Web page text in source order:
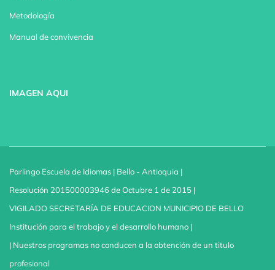
Metodología
Manual de convivencia
IMAGEN AQUI
Parlingo Escuela de Idiomas | Bello - Antioquia |
Resolución 201500003946 de Octubre 1 de 2015 |
VIGILADO SECRETARÍA DE EDUCACION MUNICIPIO DE BELLO
Institución para el trabajo y el desarrollo humano |
| Nuestros programas no conducen a la obtención de un titulo
profesional